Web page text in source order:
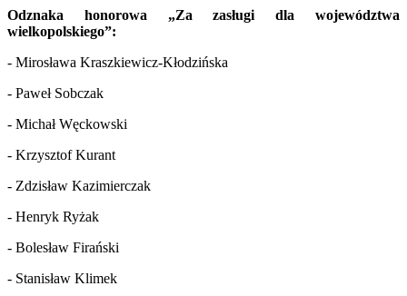
Odznaka honorowa „Za zasługi dla województwa
wielkopolskiego”:
- Mirosława Kraszkiewicz-Kłodzińska
- Paweł Sobczak
- Michał Węckowski
- Krzysztof Kurant
- Zdzisław Kazimierczak
- Henryk Ryżak
- Bolesław Firański
- Stanisław Klimek